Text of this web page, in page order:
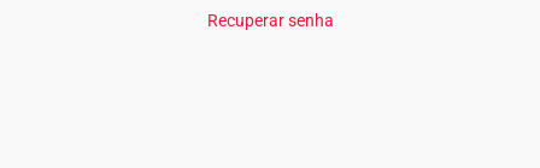
Recuperar senha